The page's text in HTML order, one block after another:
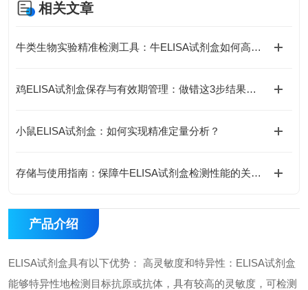
相关文章
牛类生物实验精准检测工具：牛ELISA试剂盒如何高效完成牛源样本目标蛋白定量分析？
鸡ELISA试剂盒保存与有效期管理：做错这3步结果全废
小鼠ELISA试剂盒：如何实现精准定量分析？
存储与使用指南：保障牛ELISA试剂盒检测性能的关键措施
产品介绍
ELISA试剂盒具有以下优势： 高灵敏度和特异性：ELISA试剂盒
能够特异性地检测目标抗原或抗体，具有较高的灵敏度，可检测